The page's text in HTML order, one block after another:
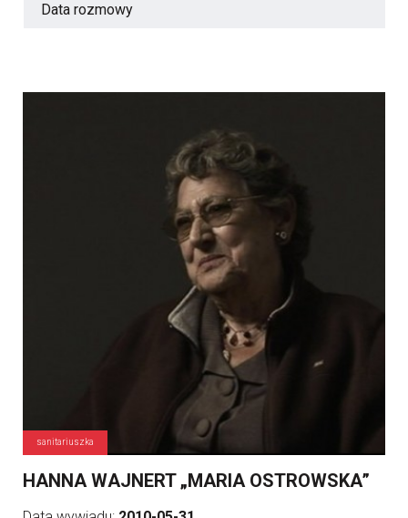
Data rozmowy
sanitariuszka
HANNA WAJNERT „MARIA OSTROWSKA”